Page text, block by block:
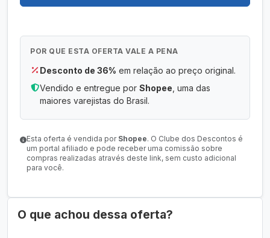
POR QUE ESTA OFERTA VALE A PENA
Desconto de 36% em relação ao preço original.
Vendido e entregue por Shopee , uma das
maiores varejistas do Brasil.
Esta oferta é vendida por Shopee. O Clube dos Descontos é
um portal afiliado e pode receber uma comissão sobre
compras realizadas através deste link, sem custo adicional
para você.
O que achou dessa oferta?